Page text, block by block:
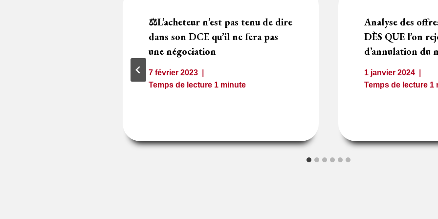
⚖️L’acheteur n’est pas tenu de dire
dans son DCE qu’il ne fera pas
une négociation
7 février 2023
Temps de lecture 1 minute
Analyse des
DÈS QUE l’on
d’annulation du
1 janvier 2024
Temps de lecture 1